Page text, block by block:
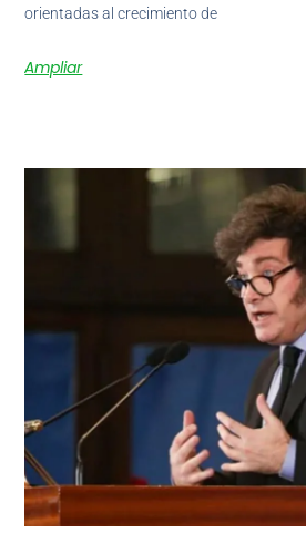
orientadas al crecimiento de
Ampliar